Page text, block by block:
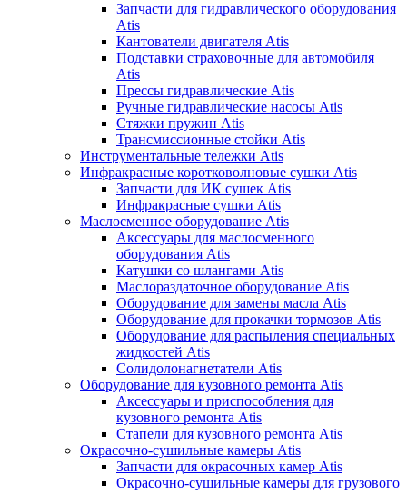
Запчасти для гидравлического оборудования
Atis
Кантователи двигателя Atis
Подставки страховочные для автомобиля
Atis
Прессы гидравлические Atis
Ручные гидравлические насосы Atis
Стяжки пружин Atis
Трансмиссионные стойки Atis
Инструментальные тележки Atis
Инфракрасные коротковолновые сушки Atis
Запчасти для ИК сушек Atis
Инфракрасные сушки Atis
Маслосменное оборудование Atis
Аксессуары для маслосменного
оборудования Atis
Катушки со шлангами Atis
Маслораздаточное оборудование Atis
Оборудование для замены масла Atis
Оборудование для прокачки тормозов Atis
Оборудование для распыления специальных
жидкостей Atis
Солидолонагнетатели Atis
Оборудование для кузовного ремонта Atis
Аксессуары и приспособления для
кузовного ремонта Atis
Стапели для кузовного ремонта Atis
Окрасочно-сушильные камеры Atis
Запчасти для окрасочных камер Atis
Окрасочно-сушильные камеры для грузового